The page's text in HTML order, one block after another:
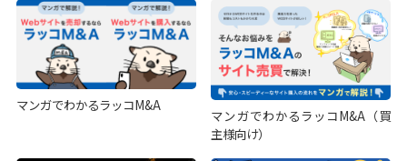
マンガでわかるラッコM&A
マンガでわかるラッコM&A（買
主様向け）